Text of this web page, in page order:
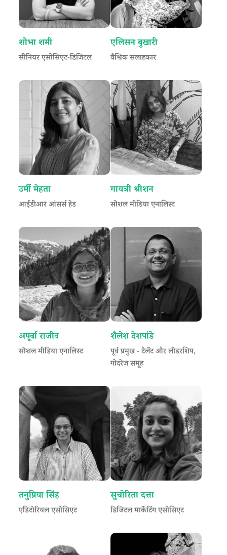
शोभा शमी
सीनियर एसोसिएट-डिजिटल
एलिसन बुखारी
वैश्विक सलाहकार
उर्मी मेहता
आईडीआर आंसर्स हेड
गायत्री श्रीशन
सोशल मीडिया एनालिस्ट
अपूर्वा राजीव
सोशल मीडिया एनालिस्ट
शैलेश देशपांडे
पूर्व प्रमुख - टैलेंट और लीडरशिप,
गोदरेज समूह
तनुप्रिया सिंह
एडिटोरियल एसोसिएट
सुचोरिता दत्ता
डिजिटल मार्केटिंग एसोसिएट